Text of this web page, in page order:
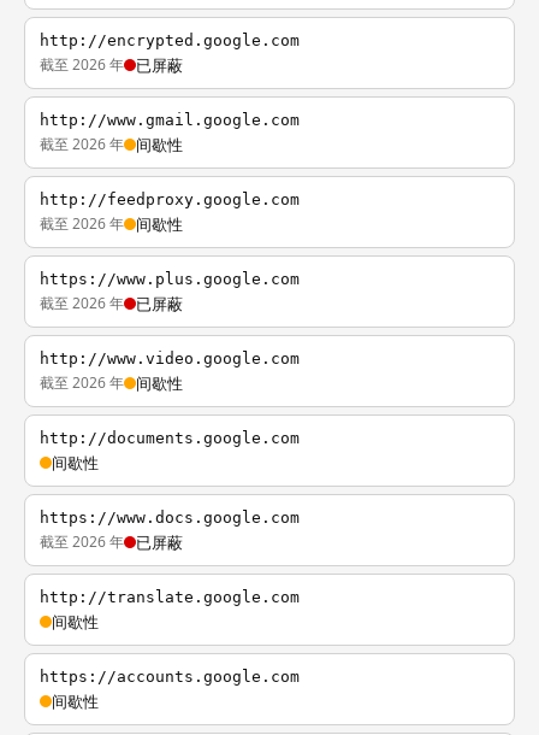
http://encrypted.google.com
截至 2026 年 已屏蔽
http://www.gmail.google.com
截至 2026 年 间歇性
http://feedproxy.google.com
截至 2026 年 间歇性
https://www.plus.google.com
截至 2026 年 已屏蔽
http://www.video.google.com
截至 2026 年 间歇性
http://documents.google.com
间歇性
https://www.docs.google.com
截至 2026 年 已屏蔽
http://translate.google.com
间歇性
https://accounts.google.com
间歇性